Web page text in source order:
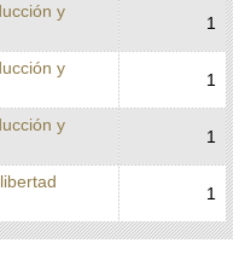
y
1
y
1
y
1
1